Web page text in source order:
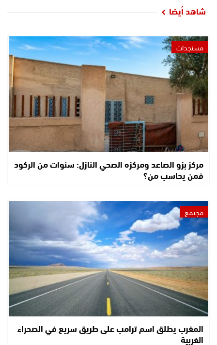
شاهد أيضا
مستجدات
مركز بزو الصاعد ومركزه الصحي النازل: سنوات من الركود
فمن يحاسب من؟
مجتمع
المغرب يطلق اسم ترامب على طريق سريع في الصحراء
الغربية